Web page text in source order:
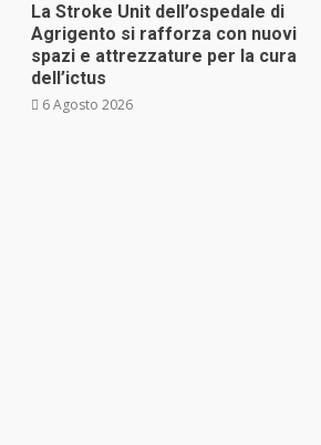
La Stroke Unit dell’ospedale di
Agrigento si rafforza con nuovi
spazi e attrezzature per la cura
dell’ictus
6 Agosto 2026